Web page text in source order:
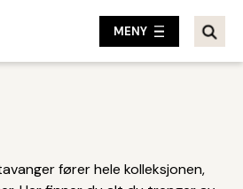
MENY
fører hele kolleksjonen,